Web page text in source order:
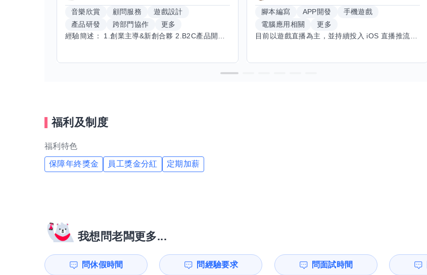
音樂欣賞 顧問服務
遊戲設計
產品研發
跨部門協作
更多
經驗簡述： 1.創業主導&新創合夥 2.B2C產品開發運營一條龍 3.AI應用開發與量化研究新創 標籤話題都可以聊，開放交流 找尋共同創業機會，亦歡迎新創收編
腳本編寫 APP開發
手機遊戲
電腦應用相關
更多
目前以遊戲直播為主，並持續投入 iOS 直播推流應用開發。對直播技術、影音串流、AI 應用、內容創作與產品設計有濃厚興趣，平時透過實作累積開發經驗，也持續學習 Godot 遊戲開發、影音剪輯、音樂創作與編曲等相關技術。 希望透過技能交換認識不同背景的夥伴，一起交流開發經驗、Side Project、AI 工作流程、內容創作與職涯發展。如果你也對程式開發、直播技術、設計、美術、Cosplay、造型、化妝、攝影、影音製作、音樂創作等領域有興趣，都很歡迎交流，彼此分享經驗、互相學習，一起成長。
福利及制度
福利特色
保障年終獎金 員工獎金分紅 定期加薪
我想問老闆更多...
問休假時間 問經驗要求 問面試時間